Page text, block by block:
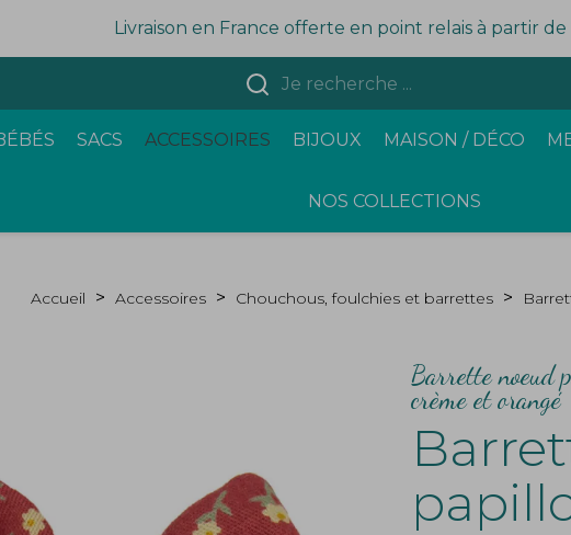
Livraison en France offerte en point relais à partir
SACS ACCESSOIRES BIJOUX MAISON / DÉCO
NOS COLLECTIONS
Accueil Accessoires Chouchous, foulchies et barrettes
Barrette noeud
crème et orangé